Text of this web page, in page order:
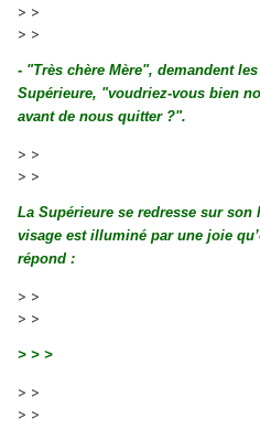
> >
> >
- "Très chère Mère", demandent
Supérieure, "voudriez-vous bien
avant de nous quitter ?".
> >
> >
La Supérieure se redresse sur
visage est illuminé par une joie
répond :
> >
> >
> > >
> >
> >